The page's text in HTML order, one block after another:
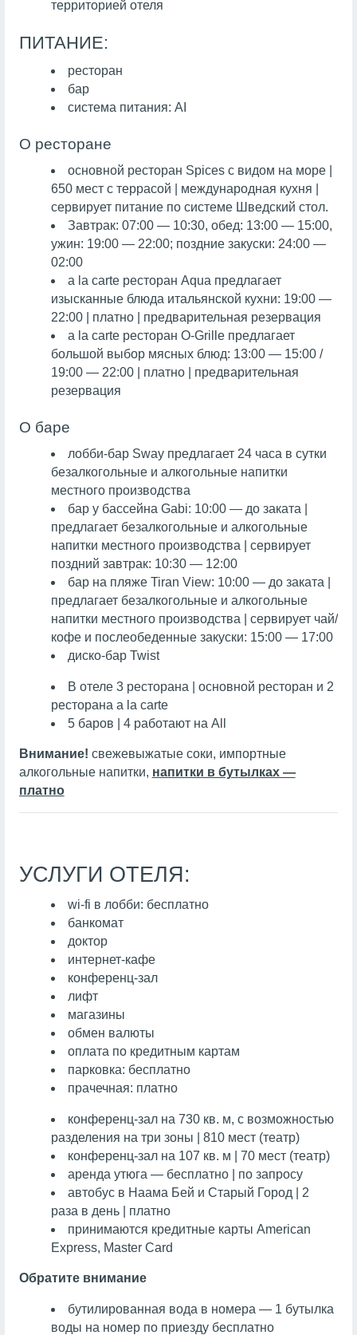
территорией отеля
ПИТАНИЕ:
ресторан
бар
система питания:AI
О ресторане
основной ресторан Spices с видом на море |
650 мест с террасой | международная кухня |
сервирует питание по системе Шведский стол.
Завтрак: 07:00 — 10:30, обед: 13:00 — 15:00,
ужин: 19:00 — 22:00; поздние закуски: 24:00 —
02:00
a la carte ресторан Aqua предлагает
изысканные блюда итальянской кухни: 19:00 —
22:00 | платно | предварительная резервация
a la carte ресторан О-Grille предлагает
большой выбор мясных блюд: 13:00 — 15:00 /
19:00 — 22:00 | платно | предварительная
резервация
О баре
лобби-бар Sway предлагает 24 часа в сутки
безалкогольные и алкогольные напитки
местного производства
бар у бассейна Gabi: 10:00 — до заката |
предлагает безалкогольные и алкогольные
напитки местного производства | сервирует
поздний завтрак: 10:30 — 12:00
бар на пляже Tiran View: 10:00 — до заката |
предлагает безалкогольные и алкогольные
напитки местного производства | сервирует чай/
кофе и послеобеденные закуски: 15:00 — 17:00
диско-бар Twist
В отеле 3 ресторана | основной ресторан и 2
ресторана a la carte
5 баров | 4 работают на All
Внимание! свежевыжатые соки, импортные
алкогольные напитки, напитки в бутылках —
платно
УСЛУГИ ОТЕЛЯ:
wi-fi в лобби: бесплатно
банкомат
доктор
интернет-кафе
конференц-зал
лифт
магазины
обмен валюты
оплата по кредитным картам
парковка: бесплатно
прачечная: платно
конференц-зал на 730 кв. м, с возможностью
разделения на три зоны | 810 мест (театр)
конференц-зал на 107 кв. м | 70 мест (театр)
аренда утюга — бесплатно | по запросу
автобус в Наама Бей и Старый Город | 2
раза в день | платно
принимаются кредитные карты American
Express, Master Card
Обратите внимание
бутилированная вода в номера — 1 бутылка
воды на номер по приезду бесплатно